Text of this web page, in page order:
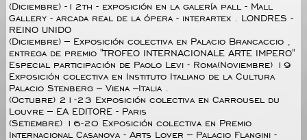
(Diciembre) -12th - exposición en la galería pall - Mall
Gallery - arcada real de la ópera - interartex . LONDRES -
REINO UNIDO
(Diciembre) – Exposición colectiva en Palacio Brancaccio ,
entrega de premio "TROFEO INTERNACIONALE ARTE IMPERO"
Especial participación de Paolo Levi - Roma(Noviembre) 19
Exposición colectiva en Instituto Italiano de la Cultura
Palacio Stenberg – Viena –Italia .
(Octubre) 21-23 Exposición colectiva en Carrousel du
Louvre – EA EDITORE - Paris
(Setiembre) 16-20 Exposición colectiva en Premio
Internacional Casanova - Arts Lover – Palacio Flangini -